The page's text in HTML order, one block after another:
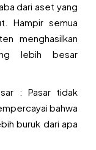
dari aset yang
Hampir semua
menghasilkan
lebih besar
: Pasar tidak
bahwa
buruk dari apa